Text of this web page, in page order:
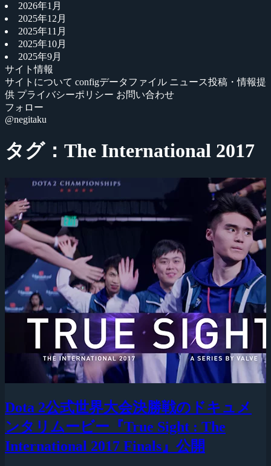
2026年1月
2025年12月
2025年11月
2025年10月
2025年9月
サイト情報
サイトについて configデータファイル ニュース投稿・情報提
供 プライバシーポリシー お問い合わせ
フォロー
@negitaku
タグ：The International 2017
Dota 2公式世界大会決勝戦のドキュメ
ンタリムービー『True Sight : The
International 2017 Finals』公開